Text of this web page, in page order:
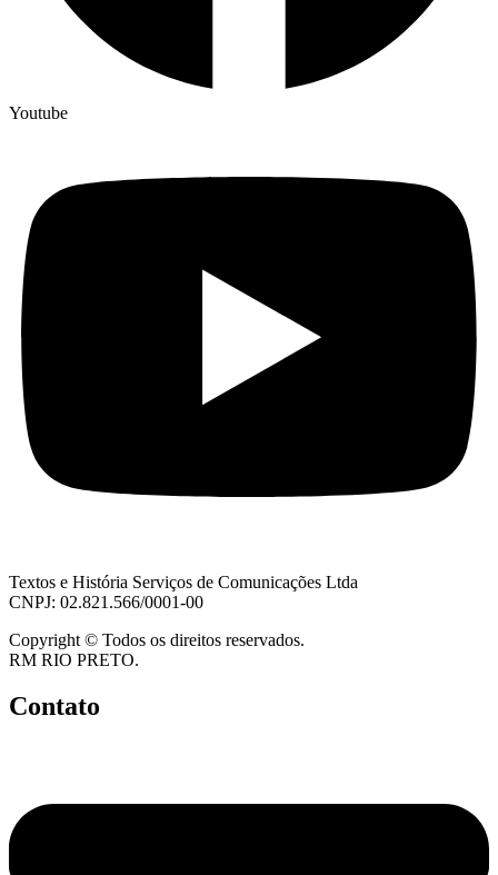
Youtube
Textos e História Serviços de Comunicações Ltda
CNPJ: 02.821.566/0001-00
Copyright © Todos os direitos reservados.
RM RIO PRETO.
Contato